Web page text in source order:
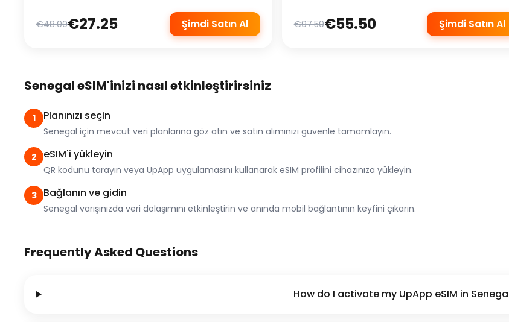
€48.00€27.25 Şimdi Satın Al €97.50€55.50 Şimdi Satın Al
Senegal eSIM'inizi nasıl etkinleştirirsiniz
1 Planınızı seçin
Senegal için mevcut veri planlarına göz atın ve satın alımınızı güvenle tamamlayın.
2 eSIM'i yükleyin
QR kodunu tarayın veya UpApp uygulamasını kullanarak eSIM profilini cihazınıza yükleyin.
3 Bağlanın ve gidin
Senegal varışınızda veri dolaşımını etkinleştirin ve anında mobil bağlantının keyfini çıkarın.
Frequently Asked Questions
How do I activate my UpApp eSIM in